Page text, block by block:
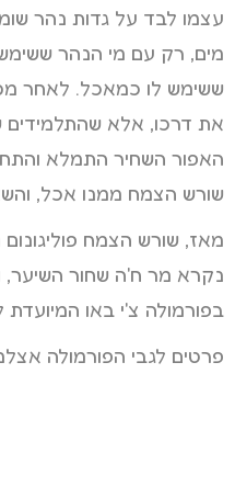
עצמו לבד על גדות נהר
מים, רק עם מי הנהר
ששימש לו כמאכל. לאחר
את דרכו, אלא שהתלמידים
האפור השחיר התמלא
שורש הצמח ממנו אכל,
נקרא מר ח'ה שחור השיער,
בפורמולה צ'י באו המיועדת
פרטים לגבי הפורמולה